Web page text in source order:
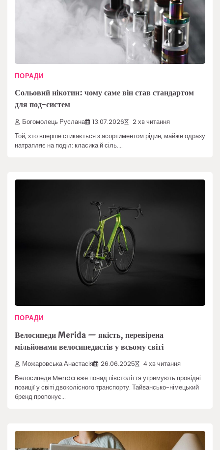
ПОРАДИ
Сольовий нікотин: чому саме він став стандартом
для под-систем
Богомолець Руслана 13.07.2026 2 хв читання
Той, хто вперше стикається з асортиментом рідин, майже одразу
натрапляє на поділ: класика й сіль.…
ПОРАДИ
Велосипеди Merida — якість, перевірена
мільйонами велосипедистів у всьому світі
Можаровська Анастасія 26.06.2025 4 хв читання
Велосипеди Merida вже понад півстоліття утримують провідні
позиції у світі двоколісного транспорту. Тайвансько-німецький
бренд пропонує…